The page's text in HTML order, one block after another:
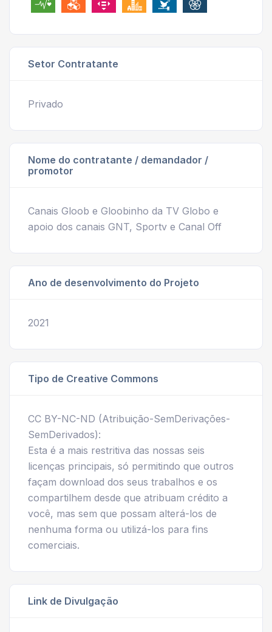
Setor Contratante
Privado
Nome do contratante / demandador /
promotor
Canais Gloob e Gloobinho da TV Globo e
apoio dos canais GNT, Sportv e Canal Off
Ano de desenvolvimento do Projeto
2021
Tipo de Creative Commons
CC BY-NC-ND (Atribuição-SemDerivações-
SemDerivados):
Esta é a mais restritiva das nossas seis
licenças principais, só permitindo que outros
façam download dos seus trabalhos e os
compartilhem desde que atribuam crédito a
você, mas sem que possam alterá-los de
nenhuma forma ou utilizá-los para fins
comerciais.
Link de Divulgação